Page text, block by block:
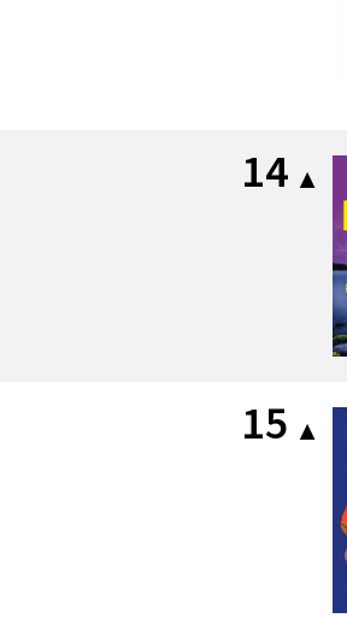
14
15